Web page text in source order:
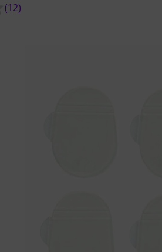
3.9 av 5 stjärnor från 12 kundbetyg
(12)